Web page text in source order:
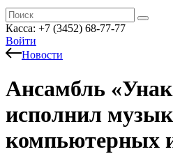
Касса: +7 (3452) 68-77-77
Войти
Новости
Ансамбль
исполнил
компьютерных